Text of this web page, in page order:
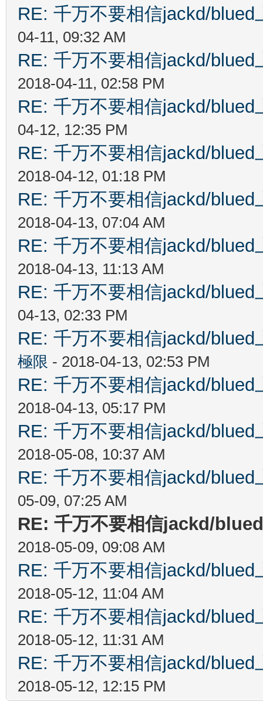
RE: 千万不要相信jackd/
04-11, 09:32 AM
RE: 千万不要相信jackd/
2018-04-11, 02:58 PM
RE: 千万不要相信jackd/
04-12, 12:35 PM
RE: 千万不要相信jackd/
2018-04-12, 01:18 PM
RE: 千万不要相信jackd/
2018-04-13, 07:04 AM
RE: 千万不要相信jackd/
2018-04-13, 11:13 AM
RE: 千万不要相信jackd/
04-13, 02:33 PM
RE: 千万不要相信jackd/
極限 - 2018-04-13, 02:53 PM
RE: 千万不要相信jackd/
2018-04-13, 05:17 PM
RE: 千万不要相信jackd/
2018-05-08, 10:37 AM
RE: 千万不要相信jackd/
05-09, 07:25 AM
RE: 千万不要相信jackd/
2018-05-09, 09:08 AM
RE: 千万不要相信jackd/
2018-05-12, 11:04 AM
RE: 千万不要相信jackd/
2018-05-12, 11:31 AM
RE: 千万不要相信jackd/
2018-05-12, 12:15 PM